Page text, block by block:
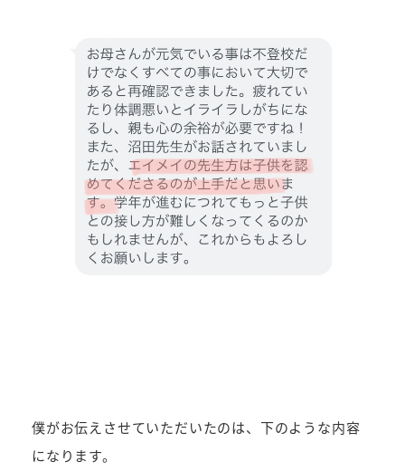
僕がお伝えさせていただいたのは、下のような内容
になります。